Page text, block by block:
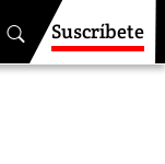
Suscríbete